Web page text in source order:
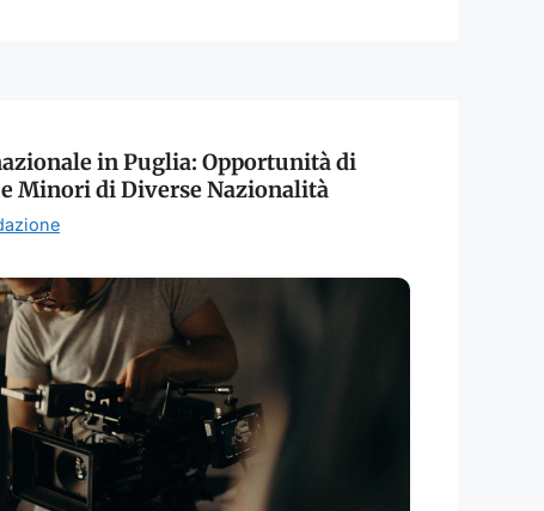
in Puglia: Opportunità di
Minori di Diverse Nazionalità